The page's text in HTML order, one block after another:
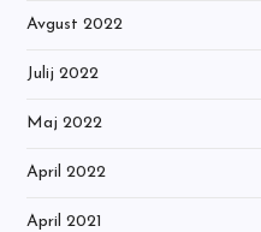
Avgust 2022
Julij 2022
Maj 2022
April 2022
April 2021